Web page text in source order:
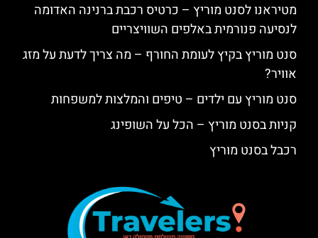
מטיראנו לסנט מוריץ – כרטיס רכבת ברנינה האדומה
לנסיעה פנורמית באלפים השוויצריים
סנט מוריץ בקיץ לעומת החורף – מה צריך לדעת על מזג
אוויר?
סנט מוריץ עם ילדים – טיפים והמלצות למשפחות
קניות בסנט מוריץ – הכל על השופינג
רכבל בסנט מוריץ